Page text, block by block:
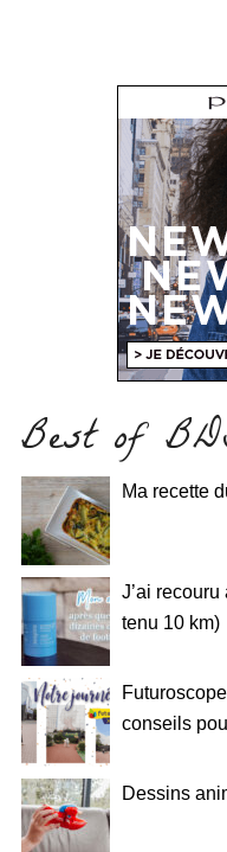
Best of
Ma recette
J’ai
tenu 10 km)
conseils
Dessins